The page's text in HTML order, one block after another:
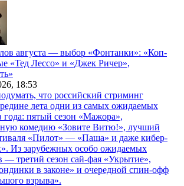
августа — выбор «Фонтанки»: «Коп-
«Тед Лессо» и «Джек Ричер»,
18:53
что российский стриминг
лета одни из самых ожидаемых
года: пятый сезон «Мажора»,
комедию «Зовите Витю!», лучший
«Пилот» — «Паша» и даже кибер-
Из зарубежных особо ожидаемых
— третий сезон сай-фая «Укрытие»,
в законе» и очередной спин-офф
взрыва».